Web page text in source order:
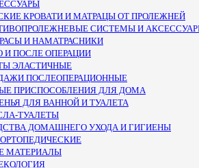
КРОВАТИ И МАТРАЦЫ ОТ ПРОЛЕЖНЕЙ
СИСТЕМЫ И
И НАМАТРАСНИКИ
И ПОСЛЕ ОПЕРАЦИИ
ЭЛАСТИЧНЫЕ
ПОСЛЕОПЕРАЦИОННЫЕ
ПРИСПОСОБЛЕНИЯ ДЛЯ ДОМА
ДЛЯ ВАННОЙ И ТУАЛЕТА
ТУАЛЕТЫ
ДОМАШНЕГО УХОДА И ГИГИЕНЫ
МАТЕРИАЛЫ